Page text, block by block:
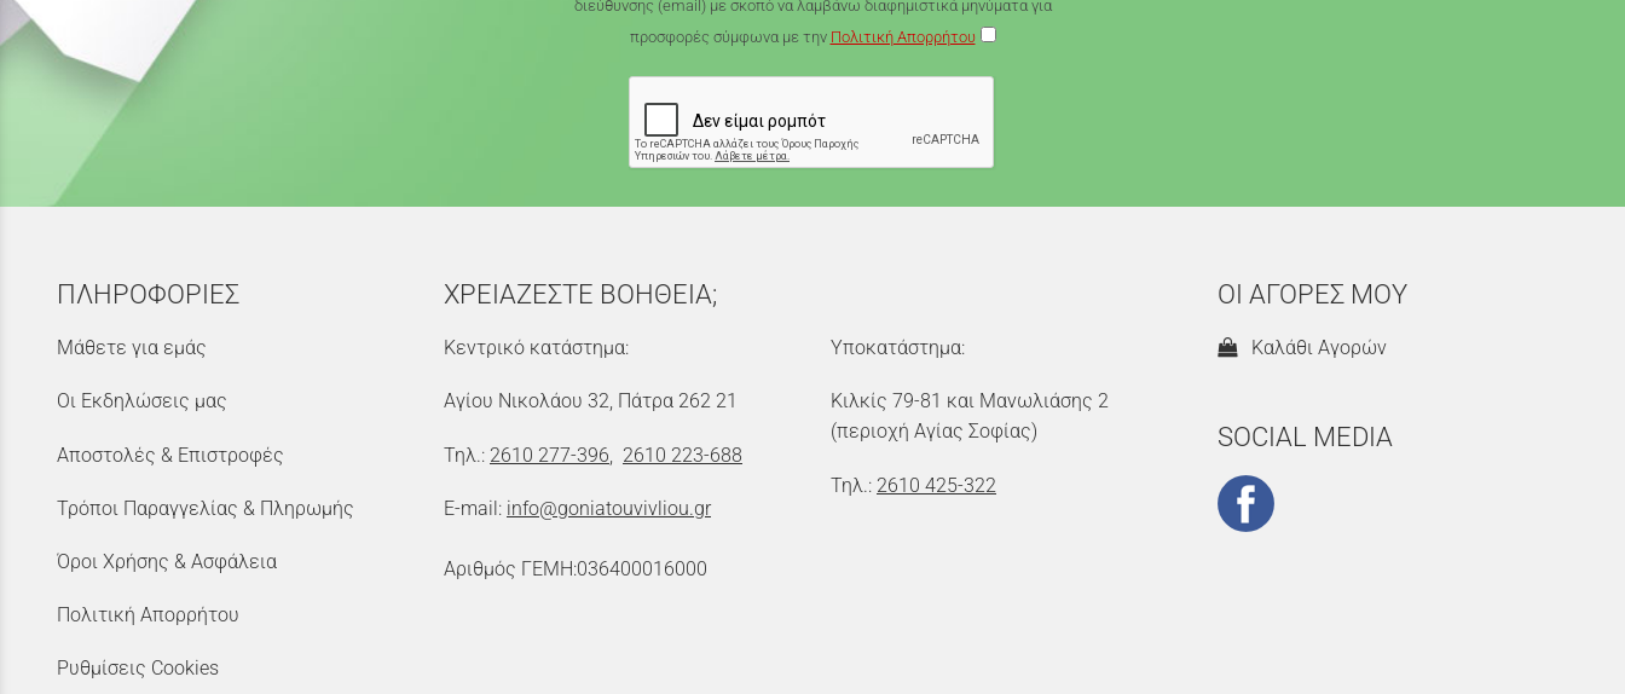
διεύθυνσης (email) με σκοπό να λαμβάνω διαφημιστικά μηνύματα για
προσφορές σύμφωνα με την Πολιτική Απορρήτου
ΠΛΗΡΟΦΟΡΙΕΣ
Μάθετε για εμάς
Οι Εκδηλώσεις μας
Αποστολές & Επιστροφές
Τρόποι Παραγγελίας & Πληρωμής
Όροι Χρήσης & Ασφάλεια
Πολιτική Απορρήτου
Ρυθμίσεις Cookies
ΧΡΕΙΑΖΕΣΤΕ ΒΟΗΘΕΙΑ;
Κεντρικό κατάστημα:
Αγίου Νικολάου 32, Πάτρα 262 21
Τηλ.: 2610 277-396 2610 223-688
E-mail: info@goniatouvivliou.gr
Αριθμός ΓΕΜΗ:036400016000
Υποκατάστημα:
Κιλκίς 79-81 και Μανωλιάσης 2
(περιοχή Αγίας Σοφίας)
Τηλ.: 2610 425-322
ΟΙ ΑΓΟΡΕΣ ΜΟΥ
Καλάθι Αγορών
SOCIAL MEDIA